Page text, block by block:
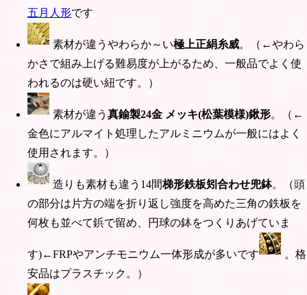
五月人形です
素材が違うやわらか～い極上正絹糸威。（←やわら
かさで組み上げる難易度が上がるため、一般品でよく使
われるのは硬い紐です。）
素材が違う 真鍮製24金 メッキ(松葉模様)鍬形。（←
金色にアルマイト処理したアルミニウムが一般にはよく
使用されます。）
造りも素材も違う14間梯形鉄板矧合わせ兜鉢。（頭
の部分は片方の端を折り返し強度を高めた三角の鉄板を
何枚も並べて鋲で留め、円球の鉢をつくりあげていま
す)←FRPやアンチモニウム一体形成が多いです
。格
安品はプラスチック。）